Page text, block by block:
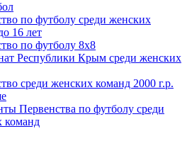
по футболу среди женских
16 лет
по футболу 8х8
Республики Крым среди женских
среди женских команд 2000 г.р.
Первенства по футболу среди
команд